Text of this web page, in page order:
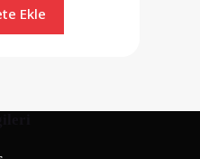
Ekle